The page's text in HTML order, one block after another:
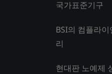
국가표준기구
BSI의 컴플라
리
현대판 노예제